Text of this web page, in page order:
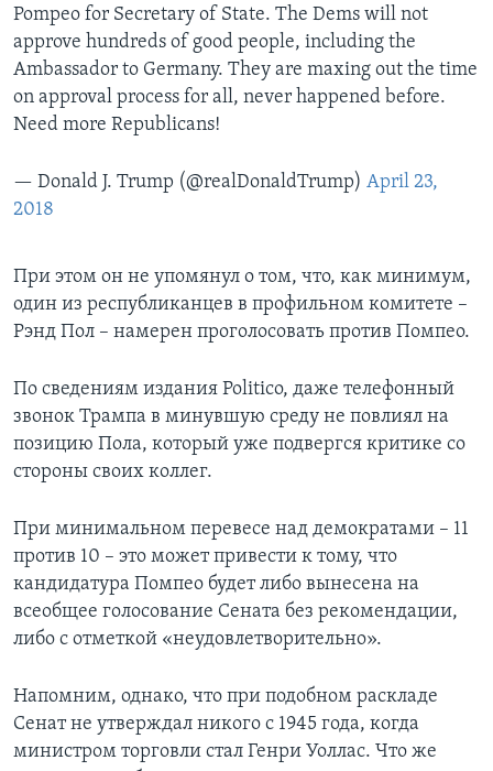
Pompeo for Secretary of State. The Dems will not
approve hundreds of good people, including the
Ambassador to Germany. They are maxing out the time
on approval process for all, never happened before.
Need more Republicans!
— Donald J. Trump (@realDonaldTrump) April 23,
2018
При этом он не упомянул о том, что, как минимум,
один из республиканцев в профильном комитете –
Рэнд Пол – намерен проголосовать против Помпео.
По сведениям издания Politico, даже телефонный
звонок Трампа в минувшую среду не повлиял на
позицию Пола, который уже подвергся критике со
стороны своих коллег.
При минимальном перевесе над демократами – 11
против 10 – это может привести к тому, что
кандидатура Помпео будет либо вынесена на
всеобщее голосование Сената без рекомендации,
либо с отметкой «неудовлетворительно».
Напомним, однако, что при подобном раскладе
Сенат не утверждал никого с 1945 года, когда
министром торговли стал Генри Уоллас. Что же